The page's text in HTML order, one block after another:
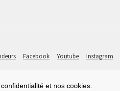
Facebook Youtube Instagram
et nos cookies.